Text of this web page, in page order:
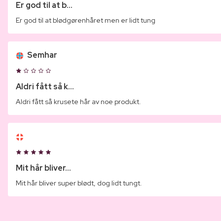
Er god til at b...
Er god til at blødgørenhåret men er lidt tung
Semhar
Aldri fått så k...
Aldri fått så krusete hår av noe produkt.
Mit hår bliver...
Mit hår bliver super blødt, dog lidt tungt.